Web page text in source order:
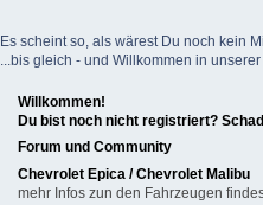
Es scheint so, als wärest Du noch kein
...bis gleich - und Willkommen in
Willkommen!
Du bist noch nicht registriert?
Forum und Community
Chevrolet Epica / Chevrolet Malibu
mehr Infos zun den Fahrzeugen